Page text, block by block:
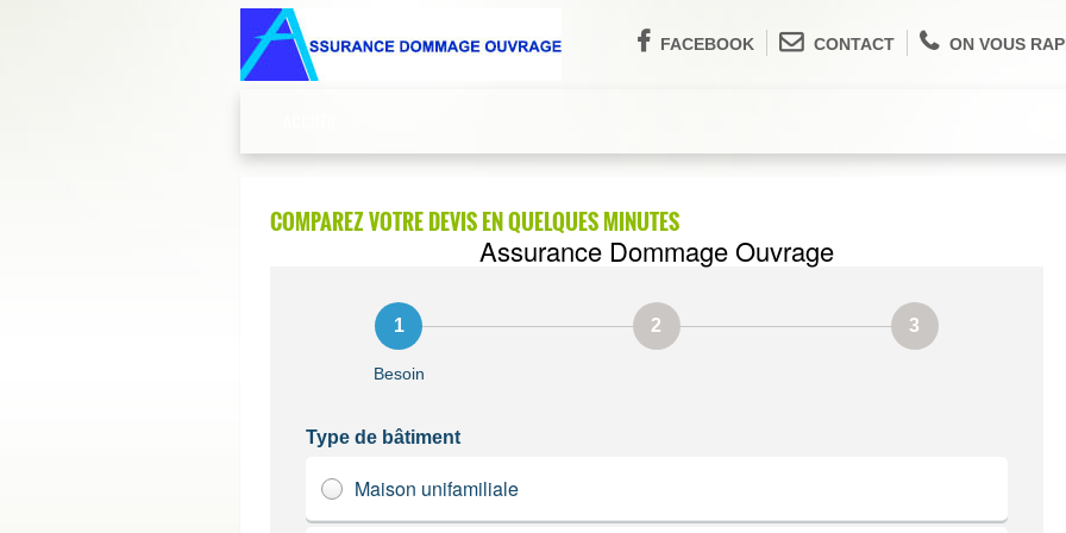
FACEBOOK CONTACT ON VOUS
COMPAREZ VOTRE DEVIS EN QUELQUES MINUTES